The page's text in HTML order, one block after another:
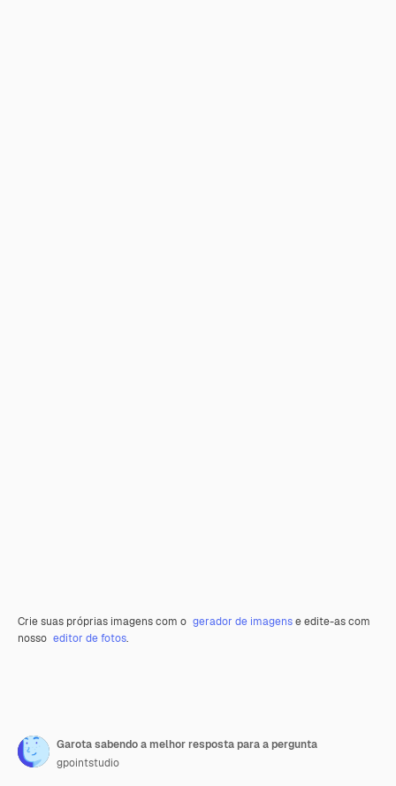
Crie suas próprias imagens com o gerador de imagense edite-as com
nosso editor de fotos.
Garota sabendo a melhor resposta para a pergunta
gpointstudio